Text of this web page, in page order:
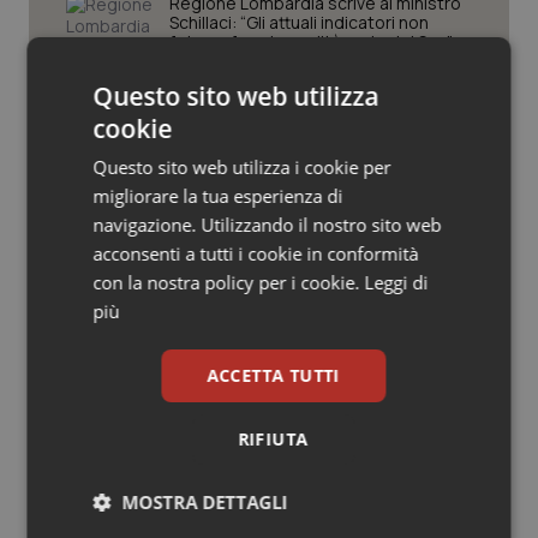
Oncologia & Nutrizione
Psoriasi & pelle
Quotidiano Cardiologia
Quotidiano Chirurgia
Quotidiano Oncologia
Quotidiano Pediatria
Rene & patologie urogenitali
Schillaci: “Gli attuali indicatori non
fotografano la qualità reale del Ssn”
riempirle di professionisti e servizi. Il
punto della Conferenza delle Regioni
San Raffaele di Milano. Ispezioni e
criticità riscontrate, stop al
laboratorio di Embriologia
Ultime analisi e review da QS Pro
Questo sito web utilizza
cookie
Questo sito web utilizza i cookie per
migliorare la tua esperienza di
navigazione. Utilizzando il nostro sito web
acconsenti a tutti i cookie in conformità
con la nostra policy per i cookie. Leggi di
più
ACCETTA TUTTI
RIFIUTA
MOSTRA DETTAGLI